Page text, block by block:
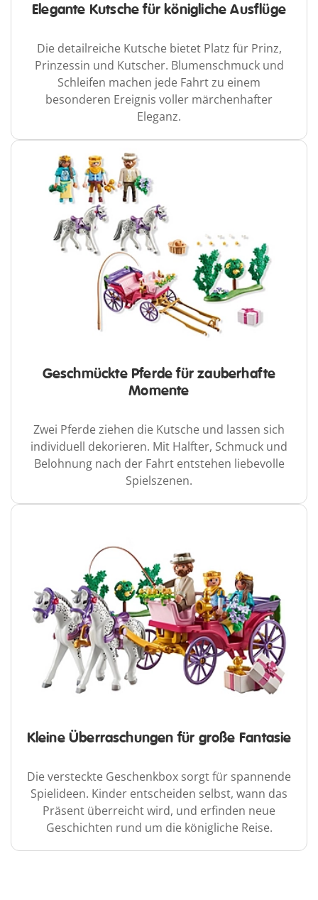
Elegante Kutsche für königliche Ausflüge
Die detailreiche Kutsche bietet Platz für Prinz,
Prinzessin und Kutscher. Blumenschmuck und
Schleifen machen jede Fahrt zu einem
besonderen Ereignis voller märchenhafter
Eleganz.
Geschmückte Pferde für zauberhafte
Momente
Zwei Pferde ziehen die Kutsche und lassen sich
individuell dekorieren. Mit Halfter, Schmuck und
Belohnung nach der Fahrt entstehen liebevolle
Spielszenen.
Kleine Überraschungen für große Fantasie
Die versteckte Geschenkbox sorgt für spannende
Spielideen. Kinder entscheiden selbst, wann das
Präsent überreicht wird, und erfinden neue
Geschichten rund um die königliche Reise.